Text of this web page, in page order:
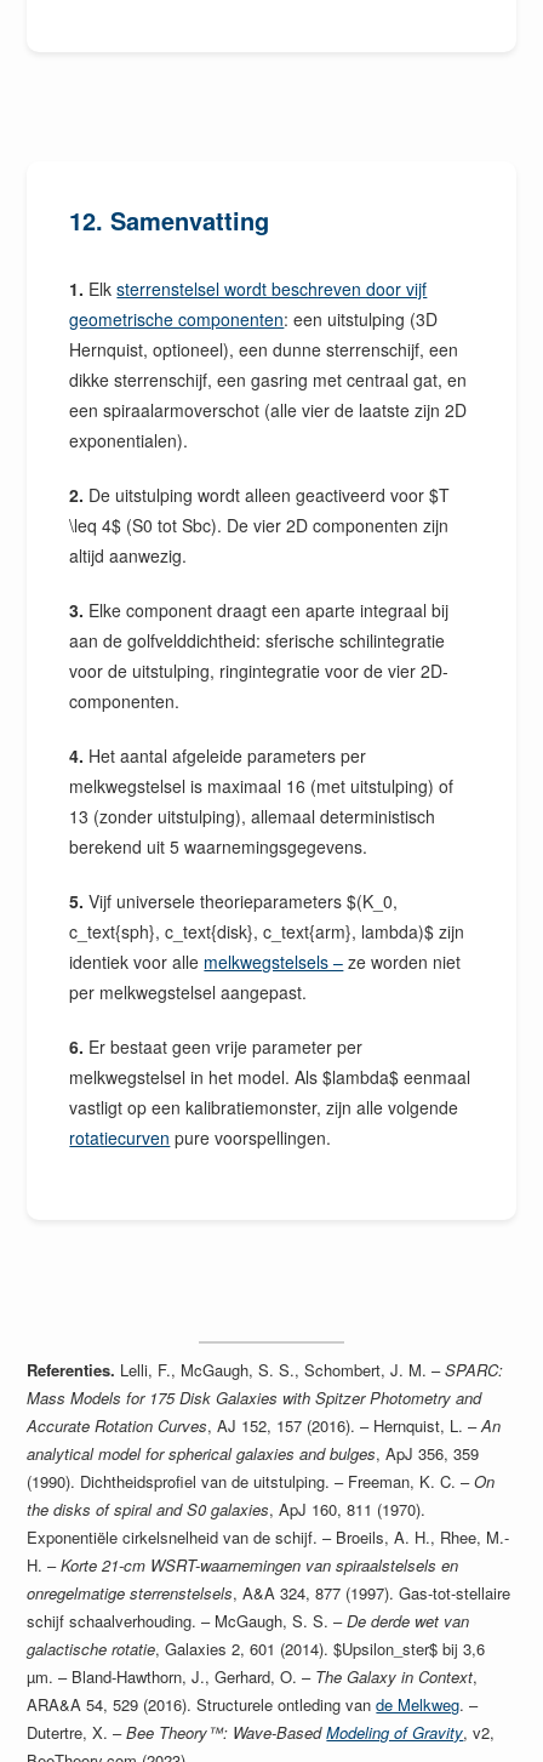
12. Samenvatting
1. Elksterrenstelsel wordt beschreven door vijf
geometrische componenten: een uitstulping (3D
Hernquist, optioneel), een dunne sterrenschijf, een
dikke sterrenschijf, een gasring met centraal gat, en
een spiraalarmoverschot (alle vier de laatste zijn 2D
exponentialen).
2. De uitstulping wordt alleen geactiveerd voor $T
\leq 4$ (S0 tot Sbc). De vier 2D componenten zijn
altijd aanwezig.
3. Elke component draagt een aparte integraal bij
aan de golfvelddichtheid: sferische schilintegratie
voor de uitstulping, ringintegratie voor de vier 2D-
componenten.
4. Het aantal afgeleide parameters per
melkwegstelsel is maximaal 16 (met uitstulping) of
13 (zonder uitstulping), allemaal deterministisch
berekend uit 5 waarnemingsgegevens.
5. Vijf universele theorieparameters $(K_0,
c_text{sph}, c_text{disk}, c_text{arm}, lambda)$ zijn
identiek voor alle melkwegstelsels – ze worden niet
per melkwegstelsel aangepast.
6. Er bestaat geen vrije parameter per
melkwegstelsel in het model. Als $lambda$ eenmaal
vastligt op een kalibratiemonster, zijn alle volgende
rotatiecurven pure voorspellingen.
Referenties. Lelli, F., McGaugh, S. S., Schombert, J. M. –SPARC:
Mass Models for 175 Disk Galaxies with Spitzer Photometry and
Accurate Rotation Curves, AJ 152, 157 (2016). – Hernquist, L. –An
analytical model for spherical galaxies and bulges, ApJ 356, 359
(1990). Dichtheidsprofiel van de uitstulping. – Freeman, K. C. –On
the disks of spiral and S0 galaxies, ApJ 160, 811 (1970).
Exponentiële cirkelsnelheid van de schijf. – Broeils, A. H., Rhee, M.-
H. –Korte 21-cm WSRT-waarnemingen van spiraalstelsels en
onregelmatige sterrenstelsels, A&A 324, 877 (1997). Gas-tot-stellaire
schijf schaalverhouding. – McGaugh, S. S. –De derde wet van
galactische rotatie, Galaxies 2, 601 (2014). $Upsilon_ster$ bij 3,6
µm. – Bland-Hawthorn, J., Gerhard, O. – The Galaxy in Context,
ARA&A 54, 529 (2016). Structurele ontleding vande Melkweg. –
Dutertre, X. –Bee Theory™: Wave-BasedModeling of Gravity, v2,